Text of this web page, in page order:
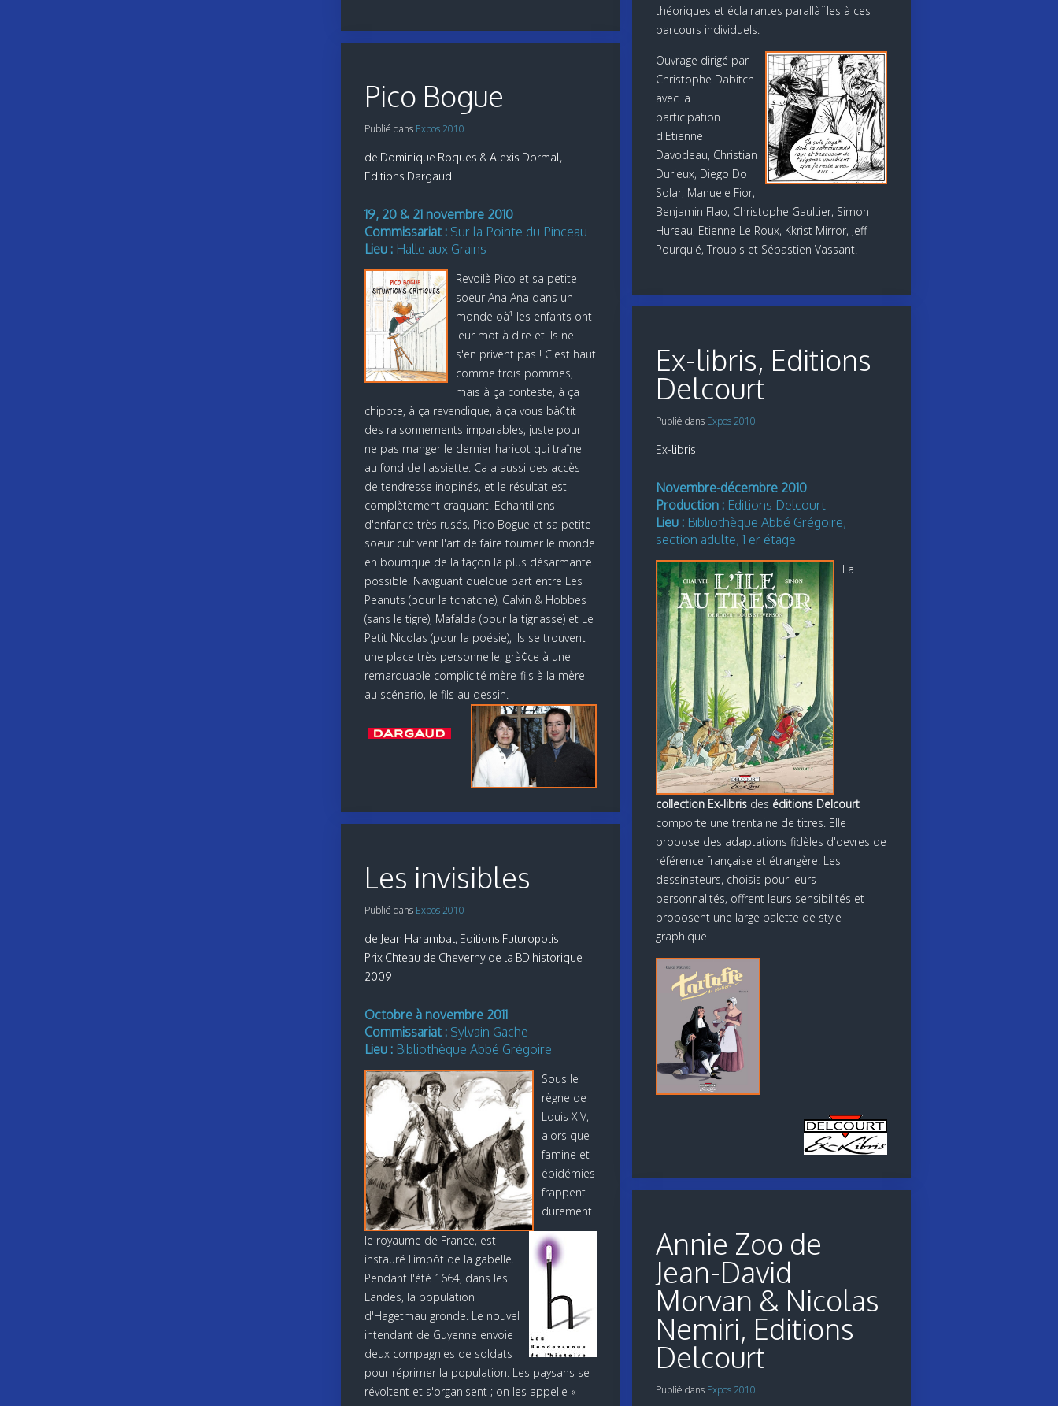
Pico Bogue
Publié dans Expos 2010
de Dominique Roques & Alexis Dormal,
Editions Dargaud
19, 20 & 21 novembre 2010
Commissariat : Sur la Pointe du Pinceau
Lieu : Halle aux Grains
Revoilà Pico et sa petite
soeur Ana Ana dans un
monde oà¹ les enfants ont
leur mot à dire et ils ne
s'en privent pas ! C'est haut
comme trois pommes,
mais à ça conteste, à ça
chipote, à ça revendique, à ça vous bà¢tit
des raisonnements imparables, juste pour
ne pas manger le dernier haricot qui traîne
au fond de l'assiette. Ca a aussi des accès
de tendresse inopinés, et le résultat est
complètement craquant. Echantillons
d'enfance très rusés, Pico Bogue et sa petite
soeur cultivent l'art de faire tourner le monde
en bourrique de la façon la plus désarmante
possible. Naviguant quelque part entre Les
Peanuts (pour la tchatche), Calvin & Hobbes
(sans le tigre), Mafalda (pour la tignasse) et Le
Petit Nicolas (pour la poésie), ils se trouvent
une place très personnelle, grà¢ce à une
remarquable complicité mère-fils à la mère
au scénario, le fils au dessin.
Les invisibles
Publié dans Expos 2010
de Jean Harambat, Editions Futuropolis
Prix Chteau de Cheverny de la BD historique
2009
Octobre à novembre 2011
Commissariat : Sylvain Gache
Lieu : Bibliothèque Abbé Grégoire
Sous le
règne de
Louis XIV,
alors que
famine et
épidémies
frappent
durement
le royaume de France, est
instauré l'impôt de la gabelle.
Pendant l'été 1664, dans les
Landes, la population
d'Hagetmau gronde. Le nouvel
intendant de Guyenne envoie
deux compagnies de soldats
pour réprimer la population. Les paysans se
révoltent et s'organisent ; on les appelle «
théoriques et éclairantes parallà¨les à ces
parcours individuels.
Ouvrage dirigé par
Christophe Dabitch
avec la
participation
d'Etienne
Davodeau, Christian
Durieux, Diego Do
Solar, Manuele Fior,
Benjamin Flao, Christophe Gaultier, Simon
Hureau, Etienne Le Roux, Kkrist Mirror, Jeff
Pourquié, Troub's et Sébastien Vassant.
Ex-libris, Editions
Delcourt
Publié dans Expos 2010
Ex-libris
Novembre-décembre 2010
Production :Editions Delcourt
Lieu : Bibliothèque Abbé Grégoire,
section adulte, 1 er étage
La
collection Ex-librisdes éditions Delcourt
comporte une trentaine de titres. Elle
propose des adaptations fidèles d'oevres de
référence française et étrangère. Les
dessinateurs, choisis pour leurs
personnalités, offrent leurs sensibilités et
proposent une large palette de style
graphique.
Annie Zoo de
Jean-David
Morvan & Nicolas
Nemiri, Editions
Delcourt
Publié dans Expos 2010